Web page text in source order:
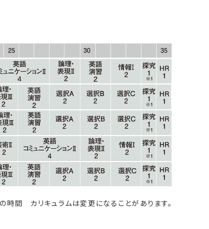
間 カリキュラムは変更になることがあります。